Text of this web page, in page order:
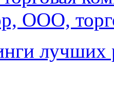
ООО,
лучших